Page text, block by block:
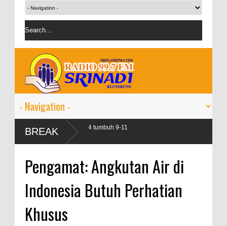
BREAK
pada 2024 tumbuh 9-11
Pengamat: Angkutan Air di
Indonesia Butuh Perhatian
Khusus